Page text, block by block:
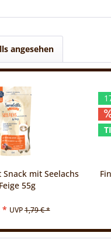
angesehen
Snack mit Seelachs
55g
* UVP1,79 € *